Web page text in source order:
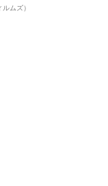
定！《映画『月がみ
ムズ）